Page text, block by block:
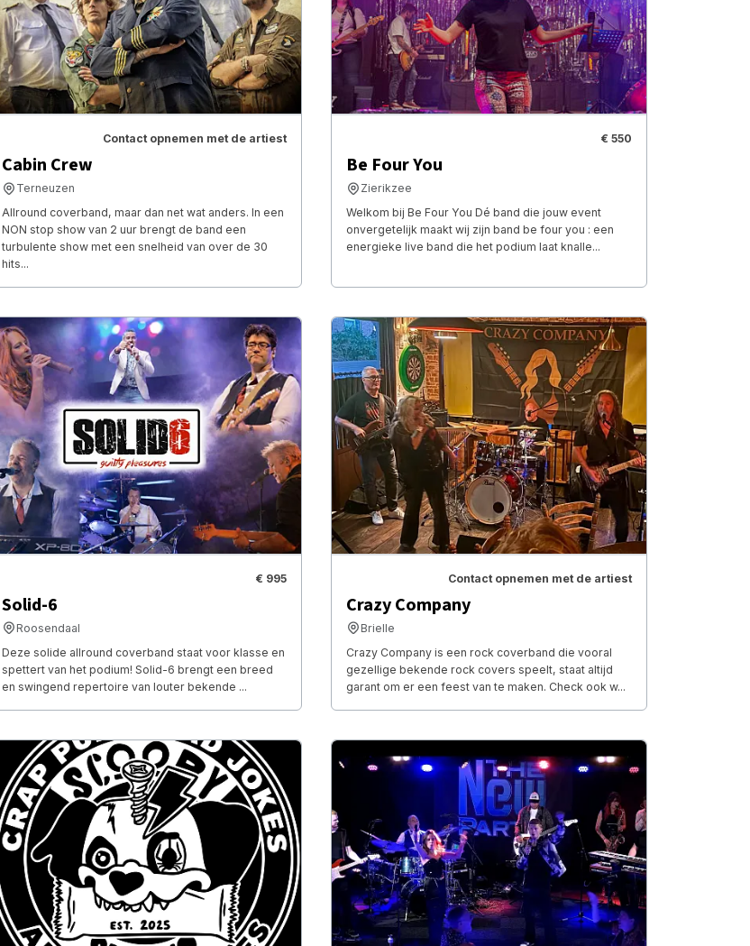
Contact opnemen met de artiest
Cabin Crew
Terneuzen
Allround coverband, maar dan net wat anders. In een
NON stop show van 2 uur brengt de band een
turbulente show met een snelheid van over de 30
hits...
€ 550
Be Four You
Zierikzee
Welkom bij Be Four You Dé band die jouw event
onvergetelijk maakt wij zijn band be four you : een
energieke live band die het podium laat knalle...
€ 995
Solid-6
Roosendaal
Deze solide allround coverband staat voor klasse en
spettert van het podium! Solid-6 brengt een breed
en swingend repertoire van louter bekende ...
Contact opnemen met de artiest
Crazy Company
Brielle
Crazy Company is een rock coverband die vooral
gezellige bekende rock covers speelt, staat altijd
garant om er een feest van te maken. Check ook w...